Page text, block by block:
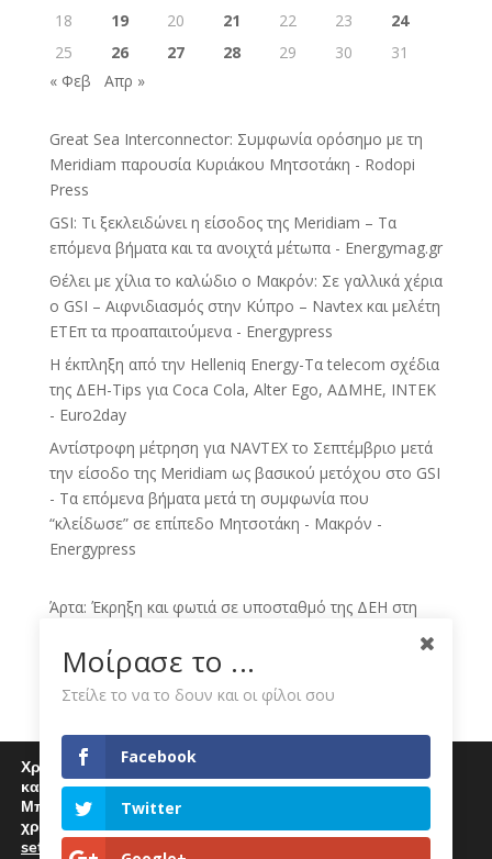
18
19 20 21 22 23
24
25
26 27 28 29 30
31
« Φεβ
Απρ »
Great Sea Interconnector: Συμφωνία ορόσημο με τη
Meridiam παρουσία Κυριάκου Μητσοτάκη - Rodopi
Press
GSI: Τι ξεκλειδώνει η είσοδος της Meridiam – Τα
επόμενα βήματα και τα ανοιχτά μέτωπα - Energymag.gr
Θέλει με χίλια το καλώδιο ο Μακρόν: Σε γαλλικά χέρια
ο GSI – Αιφνιδιασμός στην Κύπρο – Navtex και μελέτη
ΕΤΕπ τα προαπαιτούμενα - Energypress
H έκπληξη από την Helleniq Energy-Τα telecom σχέδια
της ΔΕΗ-Tips για Coca Cola, Alter Ego, ΑΔΜΗΕ, ΙΝΤΕΚ
- Euro2day
Αντίστροφη μέτρηση για NAVTEX το Σεπτέμβριο μετά
την είσοδο της Meridiam ως βασικού μετόχου στο GSI
- Τα επόμενα βήματα μετά τη συμφωνία που
“κλείδωσε” σε επίπεδο Μητσοτάκη - Μακρόν -
Energypress
Άρτα: Έκρηξη και φωτιά σε υποσταθμό της ΔΕΗ στη
Εφημερίδα των Συντακτών
Έκρηξη σε υποσταθμό της ΔΕΗ στην Άρτα - Στο
Άρτα: Χωρίς ηλεκτρικό ρεύμα ορισμένες περιοχές
λόγω φωτιάς σε υποσταθμό της ΔΕΗ - neolaia.gr
Αρτα: Φωτιά σε υποσταθμό της ΔΕΗ - Kathimerini
Χωρίς ηλεκτρικό ρεύμα περιοχές στην Άρτα λόγω
Χρησιμοποιούμε cookies για να σας προσφέρουμε μία
καλύτερη εμπειρία περιήγησης στον ιστότοπό μας.
Μπορείτε να μάθετε περισσότερα για τα cookies που
χρησιμοποιούμε
settings.
Επιλέγοντας "Αποδοχή" αποδέχεστε την χρήση
Μοίρασε το ...
Στείλε το να το δουν και οι φίλοι σου
Facebook
Twitter